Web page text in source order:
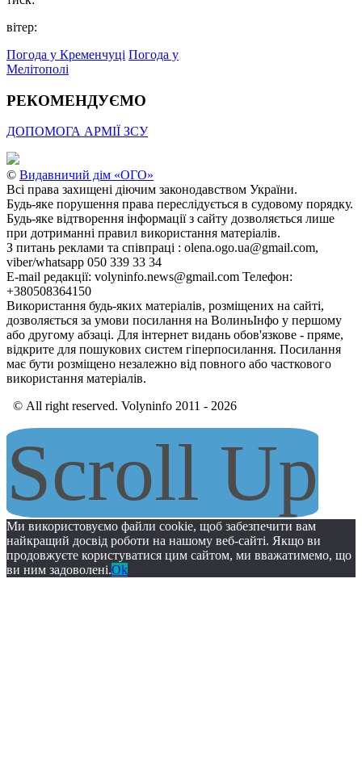
вітер:
Погода у Кременчуці Погода у
Мелітополі
РЕКОМЕНДУЄМО
ДОПОМОГА АРМІЇ ЗСУ
© Видавничий дім «ОГО»
Всі права захищені діючим законодавством України.
Будь-яке порушення права переслідується в судовому порядку.
Будь-яке відтворення інформації з сайту дозволяється лише
при дотриманні правил використання матеріалів.
З питань реклами та співпраці : olena.ogo.ua@gmail.com,
viber/whatsapp 050 339 33 34
E-mail редакції: volyninfo.news@gmail.com Телефон:
+380508364150
Використання будь-яких матеріалів, розміщених на сайті,
дозволяється за умови посилання на ВолиньІнфо у першому
або другому абзаці. Для інтернет видань обов'язкове - пряме,
відкрите для пошукових систем гіперпосилання. Посилання
має бути розміщено незалежно від повного або часткового
використання матеріалів.
© All right reserved. Volyninfo 2011 - 2026
Scroll Up
Ми використовуємо файли cookie, щоб забезпечити вам
найкращий досвід роботи на нашому веб-сайті. Якщо ви
продовжуєте користуватися цим сайтом, ми вважатимемо, що
ви ним задоволені.Ok